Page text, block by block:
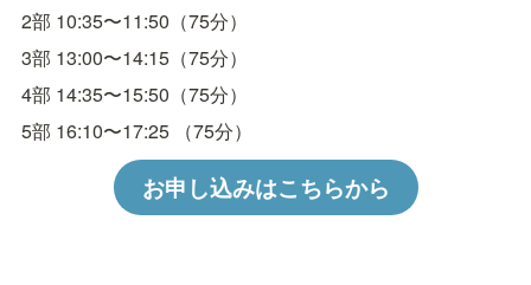
2部 10:35〜11:50（75分）
3部 13:00〜14:15（75分）
4部 14:35〜15:50（75分）
5部 16:10〜17:25 （75分）
お申し込みはこちらから